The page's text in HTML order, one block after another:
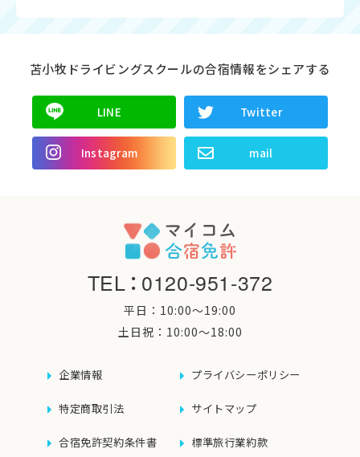
苫小牧ドライビングスクールの合宿情報をシェアする
LINE Twitter
Instagram mail
TEL：0120-951-372
平日：10:00〜19:00
土日祝：10:00〜18:00
企業情報 プライバシーポリシー
特定商取引法 サイトマップ
合宿免許契約条件書 標準旅行業約款